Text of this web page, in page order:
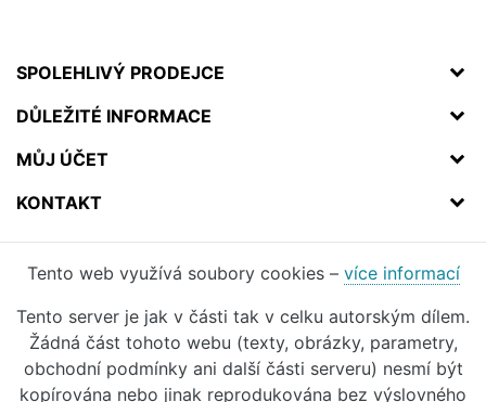
SPOLEHLIVÝ PRODEJCE
DŮLEŽITÉ INFORMACE
MŮJ ÚČET
KONTAKT
Tento web využívá soubory cookies – více informací
Tento server je jak v části tak v celku autorským dílem.
Žádná část tohoto webu (texty, obrázky, parametry,
obchodní podmínky ani další části serveru) nesmí být
kopírována nebo jinak reprodukována bez výslovného